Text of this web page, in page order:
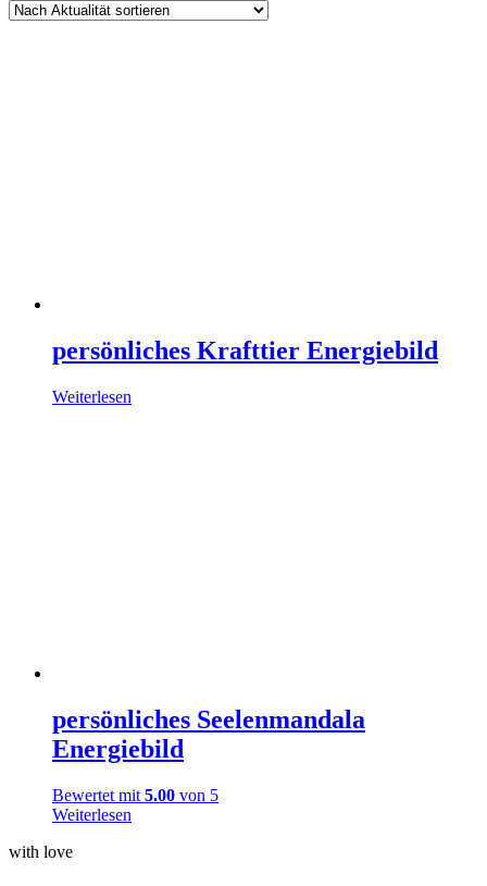
persönliches Krafttier Energiebild
Weiterlesen
persönliches Seelenmandala
Energiebild
Bewertet mit 5.00 von 5
Weiterlesen
with love